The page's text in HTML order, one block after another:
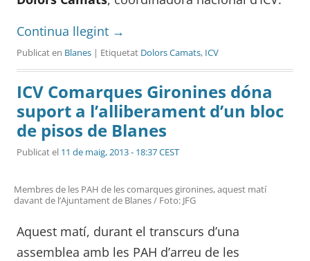
Continua llegint →
Publicat en Blanes | Etiquetat Dolors Camats, ICV
ICV Comarques Gironines dóna
suport a l’alliberament d’un bloc
de pisos de Blanes
Publicat el 11 de maig, 2013 - 18:37 CEST
Membres de les PAH de les comarques gironines, aquest matí
davant de l’Ajuntament de Blanes / Foto: JFG
Aquest matí, durant el transcurs d’una
assemblea amb les PAH d’arreu de les